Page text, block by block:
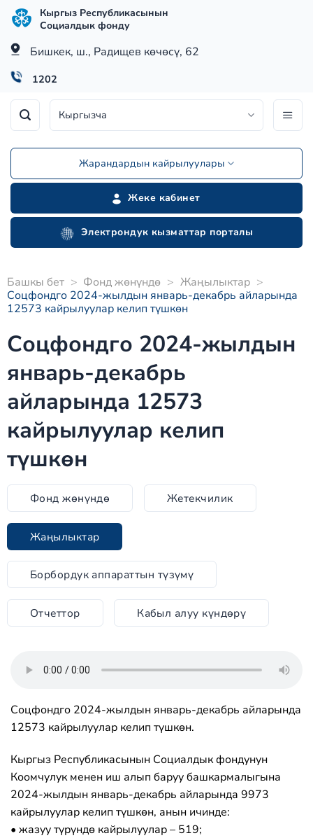
Skip
content
Кыргыз Республикасынын
Социалдык фонду
Бишкек, ш., Радищев көчөсү, 62
1202
Кыргызча
Жарандардын кайрылуулары
Жеке кабинет
Электрондук кызматтар порталы
Башкы бет > Фонд жөнүндө > Жаңылыктар >
Соцфондго 2024-жылдын январь-декабрь айларында
12573 кайрылуулар келип түшкөн
Соцфондго 2024-жылдын
январь-декабрь
айларында 12573
кайрылуулар келип
түшкөн
Фонд жөнүндө Жетекчилик
Жаңылыктар
Борбордук аппараттын түзүмү
Отчеттор Кабыл алуу күндөрү
Соцфондго 2024-жылдын январь-декабрь айларында
12573 кайрылуулар келип түшкөн.
Кыргыз Республикасынын Социалдык фондунун
Коомчулук менен иш алып баруу башкармалыгына
2024-жылдын январь-декабрь айларында 9973
кайрылуулар келип түшкөн, анын ичинде:
• жазуу түрүндө кайрылуулар – 519;